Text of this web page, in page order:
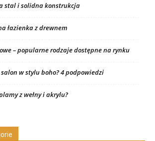
stal i solidna konstrukcja
łazienka z drewnem
– popularne rodzaje dostępne na rynku
w stylu boho? 4 podpowiedzi
z wełny i akrylu?